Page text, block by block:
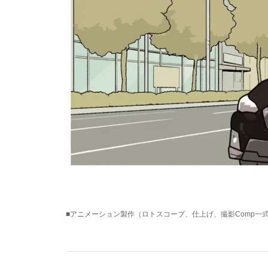
■アニメーション製作（ロトスコープ、仕上げ、撮影Comp一